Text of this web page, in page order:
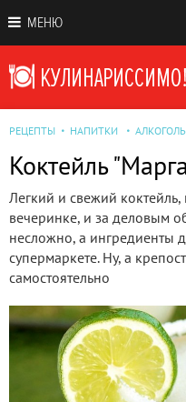
МЕНЮ
РЕЦЕПТЫ НАПИТКИ
Коктейль
Легкий и свежий
вечеринке, и за деловым
несложно, а ингредиенты
супермаркете. Ну, а
самостоятельно